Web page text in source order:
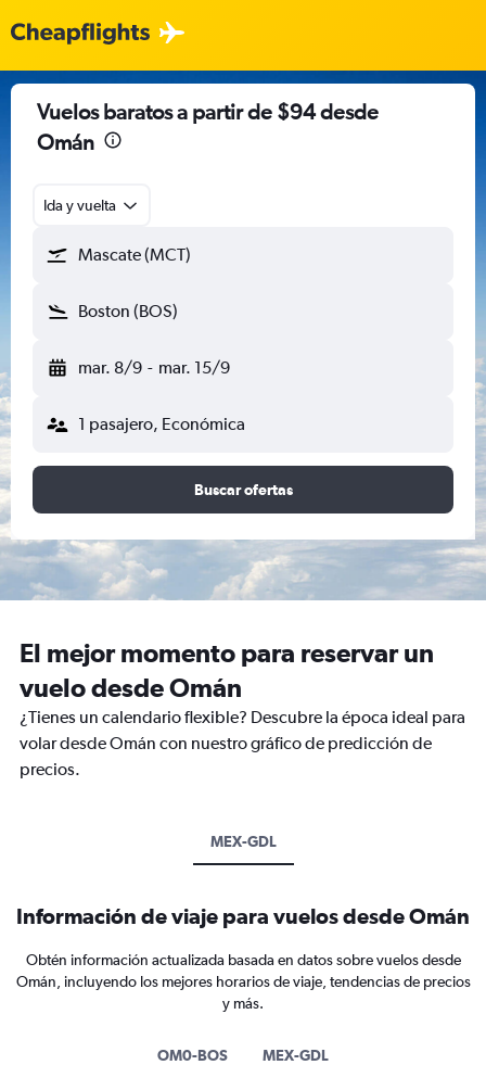
Vuelos baratos a partir de $94 desde
Omán
Ida y vuelta
Mascate (MCT)
Boston (BOS)
mar. 8/9 - mar. 15/9
1 pasajero, Económica
Buscar ofertas
El mejor momento para reservar un
vuelo desde Omán
¿Tienes un calendario flexible? Descubre la época ideal para
volar desde Omán con nuestro gráfico de predicción de
precios.
MEX-GDL
Información de viaje para vuelos desde Omán
Obtén información actualizada basada en datos sobre vuelos desde
Omán, incluyendo los mejores horarios de viaje, tendencias de precios
y más.
OM0-BOS MEX-GDL